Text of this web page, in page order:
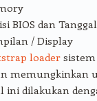
BIOS dan Tanggal
/ Display
loadersistem
memungkinkan
ini dilakukan